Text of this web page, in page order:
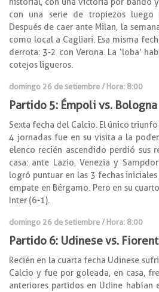
con una serie de tropiezos luego
Después de caer ante Milan, la
como local a Cagliari. Esa misma
derrota: 3-2 con Verona. La ‘loba’
cotejos ligueros.
domingo 26 de setiembre / Hora: 8:00
Partido 5: Émpoli vs. Bologna
Sexta fecha del Calcio. El único
4 jornadas fue en su visita a la
elenco recién ascendido perdió sus
casa: ante Lazio, Venezia y
logró puntuar en las 3 fechas
empate en Bérgamo. Pero en su
Inter (6-1).
domingo 26 de setiembre / Hora: 8:00
Partido 6: Udinese vs.
Recién en la cuarta fecha Udinese
Calcio y fue por goleada, en casa,
anteriores partidos en Udine habían